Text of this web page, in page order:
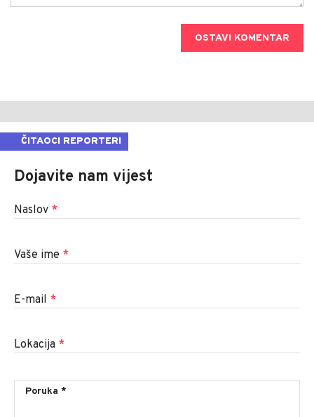
OSTAVI KOMENTAR
ČITAOCI REPORTERI
Dojavite nam vijest
Naslov *
Vaše ime *
E-mail *
Lokacija *